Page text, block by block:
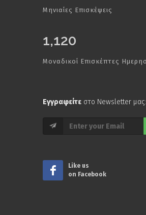
Μηνιαίες Επισκέψεις
1,120
Μοναδικοί Επισκέπτες
Εγγραφείτε στο Newsletter μας:
Like us
on Facebook